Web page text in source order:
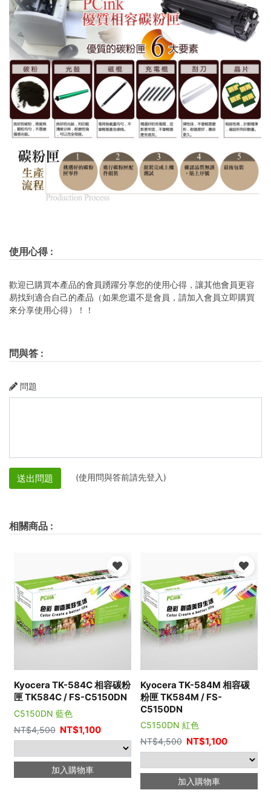
使用心得:
歡迎已購買本產品的會員踴躍分享您的使用心得，讓其他會員更容
易找到適合自己的產品（如果您還不是會員，請加入會員立即購買
來分享使用心得）！！
問與答 :
問題
送出問題 (使用問與答前請先登入)
相關商品 :
Kyocera TK-584C 相容碳粉
匣 TK584C / FS-C5150DN
C5150DN 藍色
NT$4,500 NT$1,100
加入購物車
Kyocera TK-584M 相容碳
粉匣 TK584M / FS-
C5150DN
C5150DN 紅色
NT$4,500 NT$1,100
加入購物車